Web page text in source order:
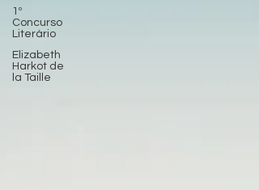
1º
Concurso
Literário
Elizabeth
Harkot de
la Taille